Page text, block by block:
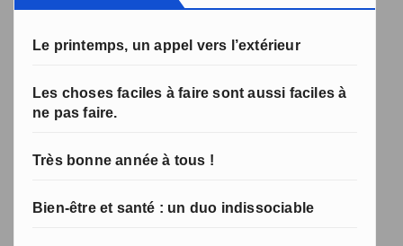
Le printemps, un appel vers l’extérieur
Les choses faciles à faire sont aussi faciles à
ne pas faire.
Très bonne année à tous !
Bien-être et santé : un duo indissociable